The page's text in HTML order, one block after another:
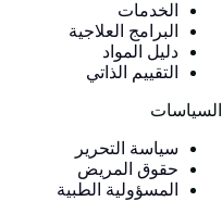
الخدمات
البرامج العلاجية
دليل المواد
التقييم الذاتي
سياسة التحرير
حقوق المريض
المسؤولية الطبية